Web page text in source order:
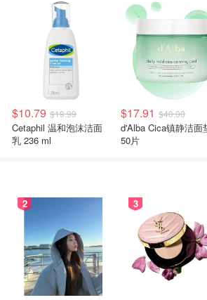
$10.79 $19.99
Cetaphil 温和泡沫洁面
乳 236 ml
$17.91 $40.00
d'Alba Cica镇静洁面
50片
2 3